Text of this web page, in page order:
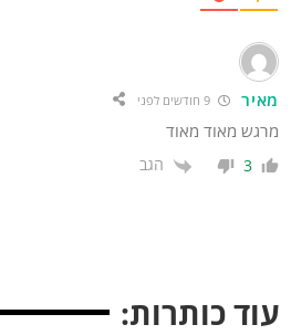
מאוד מאוד
3 הגב
כותרות: